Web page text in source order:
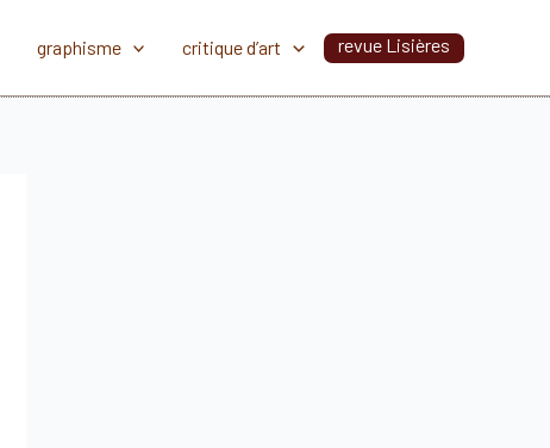
graphisme critique d’art revue Lisières